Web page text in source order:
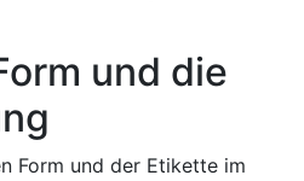
und die
Form und der Etikette im